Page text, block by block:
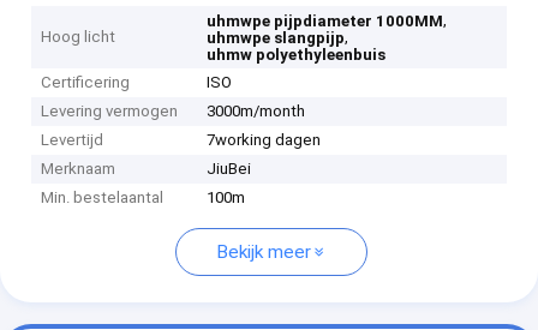
Hoog licht
uhmwpe pijpdiameter 1000MM,
uhmwpe slangpijp,
uhmw polyethyleenbuis
Certificering
ISO
Levering vermogen
3000m/month
Levertijd
7working dagen
Merknaam
JiuBei
Min. bestelaantal
100m
Bekijk meer